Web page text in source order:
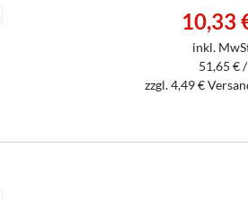
10,33
inkl.
51,65 €
zzgl. 4,49 €